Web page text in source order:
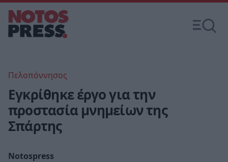
Πελοπόννησος
Εγκρίθηκε έργο για την
προστασία μνημείων της
Σπάρτης
Notospress